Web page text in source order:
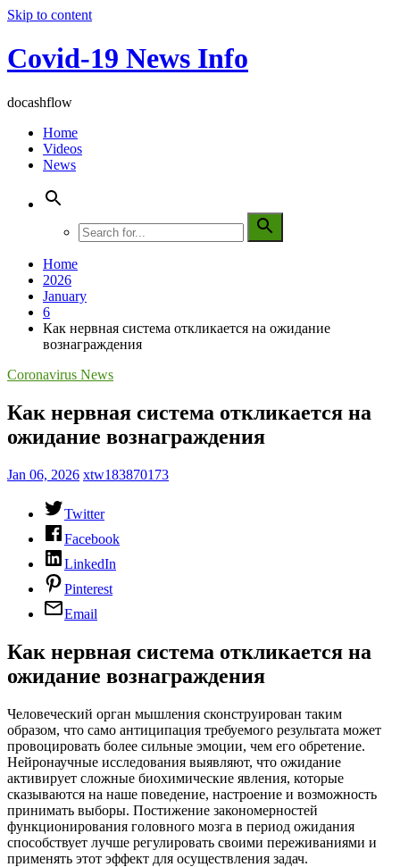
Skip to content
Covid-19 News Info
docashflow
Home
Videos
News
Home
2026
January
6
Как нервная система откликается на ожидание
вознаграждения
Coronavirus News
Как нервная система откликается на
ожидание вознаграждения
Jan 06, 2026 xtw183870173
Twitter
Facebook
LinkedIn
Pinterest
Email
Как нервная система откликается на
ожидание вознаграждения
Человеческий орган мышления сконструирован таким
образом, что само антиципация требуемого результата может
провоцировать более сильные эмоции, чем его обретение.
Нейронаучные исследования выявляют, что ожидание
активирует сложные биохимические явления, которые
сказываются на наше поведение, настроение и возможность
принимать выборы. Постижение закономерностей
функционирования головного мозга в период ожидания
способствует лучше регулировать своими переживаниями и
применять этот эффект для осуществления задач.